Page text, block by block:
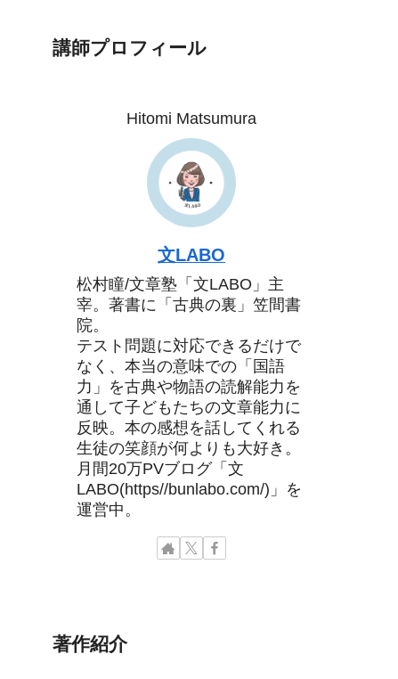
講師プロフィール
Hitomi Matsumura
文LABO
松村瞳/文章塾「文LABO」主
宰。著書に「古典の裏」笠間書
院。
テスト問題に対応できるだけで
なく、本当の意味での「国語
力」を古典や物語の読解能力を
通して子どもたちの文章能力に
反映。本の感想を話してくれる
生徒の笑顔が何よりも大好き。
月間20万PVブログ「文
LABO(https//bunlabo.com/)」を
運営中。
著作紹介